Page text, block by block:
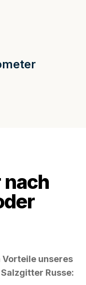
Vorteile unseres
Russe: